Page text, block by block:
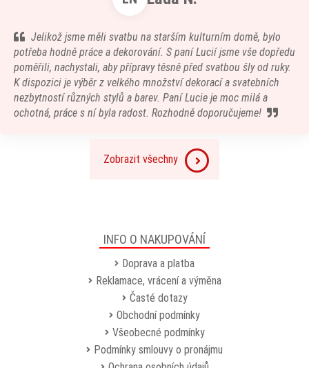
Jelikož jsme měli svatbu na starším kulturním domě, bylo
potřeba hodně práce a dekorování. S paní Lucií jsme vše dopředu
poměřili, nachystali, aby přípravy těsně před svatbou šly od ruky.
K dispozici je výběr z velkého množství dekorací a svatebních
nezbytností různých stylů a barev. Paní Lucie je moc milá a
ochotná, práce s ní byla radost. Rozhodně doporučujeme!
Zobrazit všechny
INFO O NAKUPOVÁNÍ
Doprava a platba
Reklamace, vrácení a výměna
Časté dotazy
Obchodní podmínky
Všeobecné podmínky
Podmínky smlouvy o pronájmu